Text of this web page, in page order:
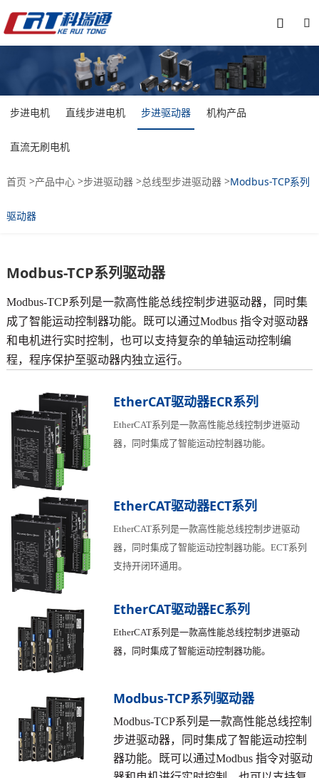


步进电机 直线步进电机 步进驱动器 机构产品
直流无刷电机
首页 >产品中心>步进驱动器>总线型步进驱动器>Modbus-TCP系列
驱动器
Modbus-TCP系列驱动器
Modbus-TCP系列是一款高性能总线控制步进驱动器，同时集
成了智能运动控制器功能。既可以通过Modbus 指令对驱动器
和电机进行实时控制，也可以支持复杂的单轴运动控制编
程，程序保护至驱动器内独立运行。
EtherCAT驱动器ECR系列
EtherCAT系列是一款高性能总线控制步进驱动
器，同时集成了智能运动控制器功能。
EtherCAT驱动器ECT系列
EtherCAT系列是一款高性能总线控制步进驱动
器，同时集成了智能运动控制器功能。ECT系列
支持开闭环通用。
EtherCAT驱动器EC系列
EtherCAT系列是一款高性能总线控制步进驱动
器，同时集成了智能运动控制器功能。
Modbus-TCP系列驱动器
Modbus-TCP系列是一款高性能总线控制
步进驱动器，同时集成了智能运动控制
器功能。既可以通过Modbus 指令对驱动